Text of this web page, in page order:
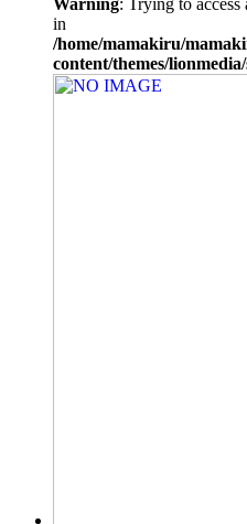
Warning: Trying to
in
/home/mamakiru/
content/themes/